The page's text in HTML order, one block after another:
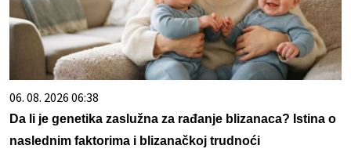
06. 08. 2026 06:38
Da li je genetika zaslužna za rađanje blizanaca? Istina o
naslednim faktorima i blizanačkoj trudnoći